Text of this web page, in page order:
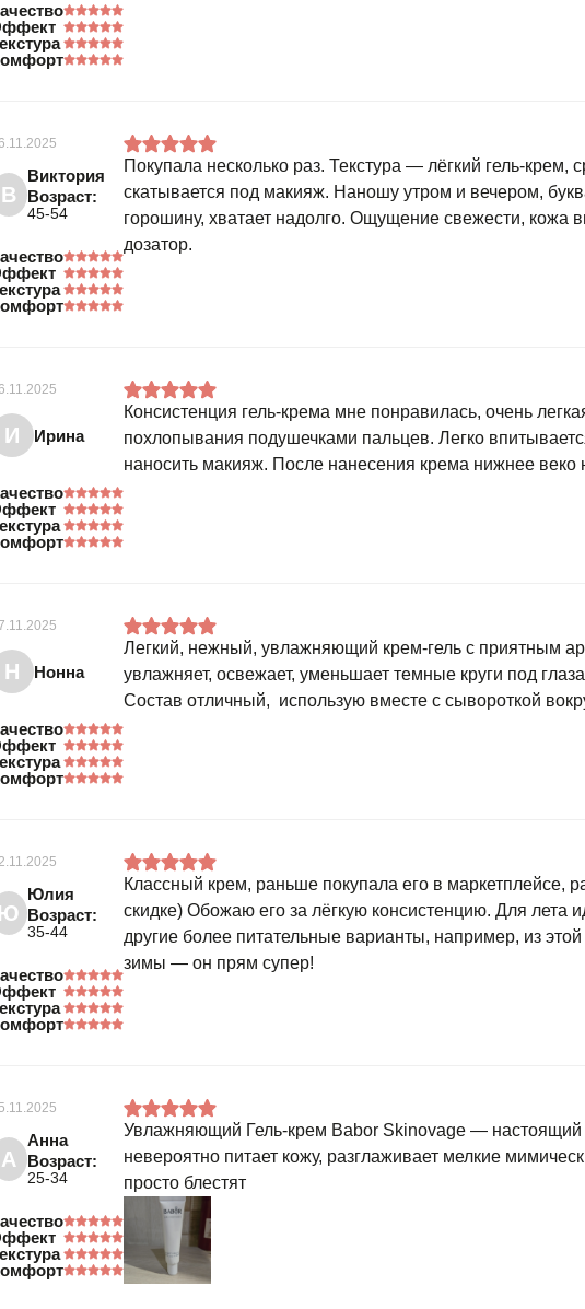
В
Виктория
Возраст:
45-54
Покупала несколько раз. Текстура — лёгкий гель-крем,
скатывается под макияж. Наношу утром и вечером,
горошину, хватает надолго. Ощущение свежести, кожа
дозатор.
И Ирина
Консистенция гель-крема мне понравилась, очень
похлопывания подушечками пальцев. Легко
наносить макияж. После нанесения крема нижнее веко
Н Нонна
Легкий, нежный, увлажняющий крем-гель с приятным
увлажняет, освежает, уменьшает темные круги под
Состав отличный, использую вместе с сывороткой
Юлия
Возраст:
35-44
Классный крем, раньше покупала его в маркетплейсе,
скидке) Обожаю его за лёгкую консистенцию. Для лета
другие более питательные варианты, например, из
зимы — он прям супер!
А
Анна
Возраст:
25-34
Увлажняющий Гель-крем Babor Skinovage — настоящий
невероятно питает кожу, разглаживает мелкие
просто блестят